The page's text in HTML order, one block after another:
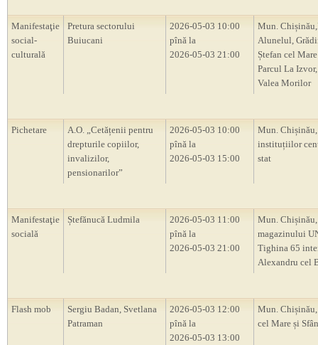
Manifestaţie
social-
culturală
Pretura sectorului
Buiucani
2026-05-03 10:00
pînă la
2026-05-03 21:00
Mun.
Alunelul,
Ștefan cel
Parcul La
Valea Morilor
Pichetare
A.O. „Cetățenii pentru
drepturile copiilor,
invalizilor,
pensionarilor”
2026-05-03 10:00
pînă la
2026-05-03 15:00
Mun.
instituțiilor
stat
Manifestaţie
socială
Ștefănucă Ludmila
2026-05-03 11:00
pînă la
2026-05-03 21:00
Mun.
magazinului
Tighina 65
Alexandru cel
Flash mob
Sergiu Badan, Svetlana
Patraman
2026-05-03 12:00
pînă la
2026-05-03 13:00
Mun.
cel Mare și